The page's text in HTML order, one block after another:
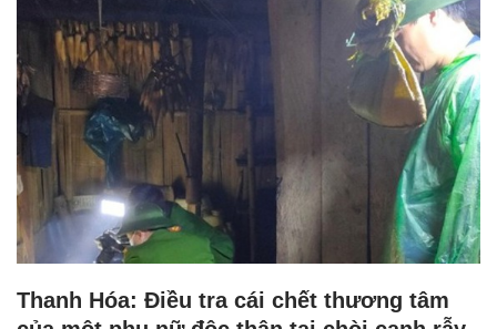
Thanh Hóa: Điều tra cái chết thương tâm